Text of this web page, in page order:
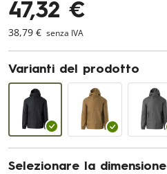
47,32 €
38,79 € senza IVA
Varianti del prodotto
Selezionare la dimensione